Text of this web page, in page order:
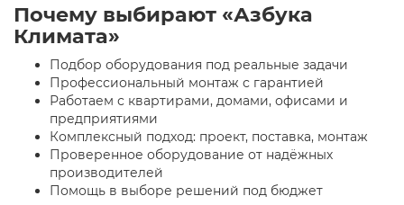
Почему выбирают «Азбука
Климата»
Подбор оборудования под реальные задачи
Профессиональный монтаж с гарантией
Работаем с квартирами, домами, офисами и
предприятиями
Комплексный подход: проект, поставка, монтаж
Проверенное оборудование от надёжных
производителей
Помощь в выборе решений под бюджет